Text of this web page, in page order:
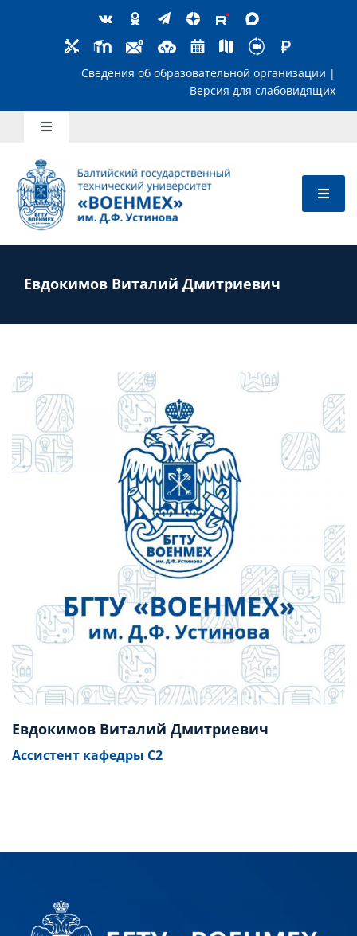
Сведения об образовательной
Toggle
Школьникам
Абитуриентам
Преподавателям
Слушателям
Партнерам
Евдокимов Виталий Дмитриевич
Евдокимов Виталий Дмитриевич
Ассистент кафедры С2